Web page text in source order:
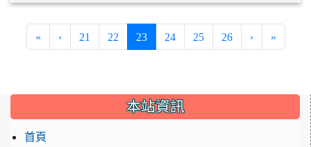
« ‹ 21 22 23(current)
24 25 26 › »
::: 本站資訊
首頁